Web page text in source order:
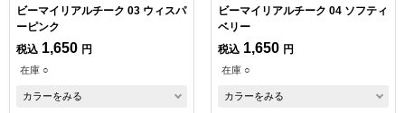
ビーマイリアルチーク 03 ウィスパ
ーピンク
税込 1,650 円
在庫 ○
カラーをみる
ビーマイリアルチーク 04 ソフティ
ベリー
税込 1,650 円
在庫 ○
カラーをみる